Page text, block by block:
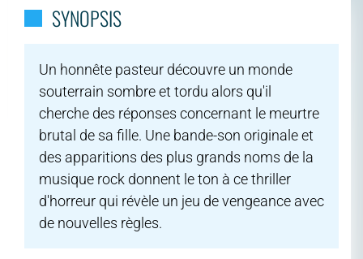
SYNOPSIS
Un honnête pasteur découvre un monde
souterrain sombre et tordu alors qu'il
cherche des réponses concernant le meurtre
brutal de sa fille. Une bande-son originale et
des apparitions des plus grands noms de la
musique rock donnent le ton à ce thriller
d'horreur qui révèle un jeu de vengeance avec
de nouvelles règles.